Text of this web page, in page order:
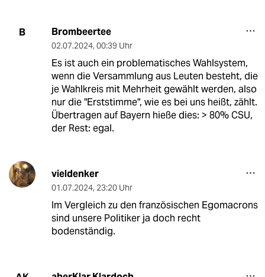
B Brombeertee
02.07.2024, 00:39 Uhr
Es ist auch ein problematisches Wahlsystem,
wenn die Versammlung aus Leuten besteht, die
je Wahlkreis mit Mehrheit gewählt werden, also
nur die "Erststimme", wie es bei uns heißt, zählt.
Übertragen auf Bayern hieße dies: > 80% CSU,
der Rest: egal.
vieldenker
01.07.2024, 23:20 Uhr
Im Vergleich zu den französischen Egomacrons
sind unsere Politiker ja doch recht
bodenständig.